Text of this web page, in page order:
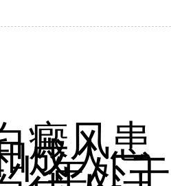
癜风患
成人一
年处于